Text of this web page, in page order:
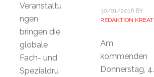
30/01/2016BY
REDAKTION
Am
kommenden
Donnerstag, 4.
Veranstaltu
ngen
bringen die
globale
Fach- und
Spezialdru